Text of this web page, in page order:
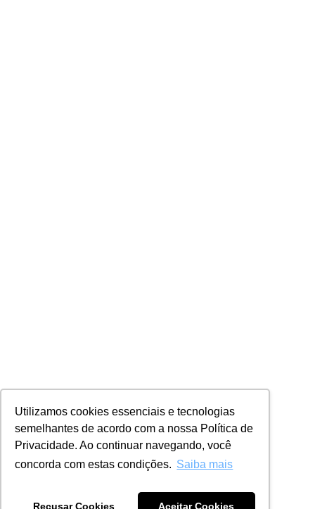
Utilizamos cookies essenciais e tecnologias
semelhantes de acordo com a nossa Política de
Privacidade. Ao continuar navegando, você
concorda com estas condições. Saiba mais
Recusar Cookies Aceitar Cookies